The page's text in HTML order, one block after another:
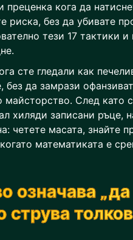
преценка кога да
риска, без да убивате
тези 17 тактики
сте гледали как
без да замрази
майсторство. След като
хиляди записани ръце,
четете масата, знайте
математиката е
означава
струва